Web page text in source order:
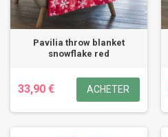
Pavilia throw blanket
snowflake red
33,90 € ACHETER